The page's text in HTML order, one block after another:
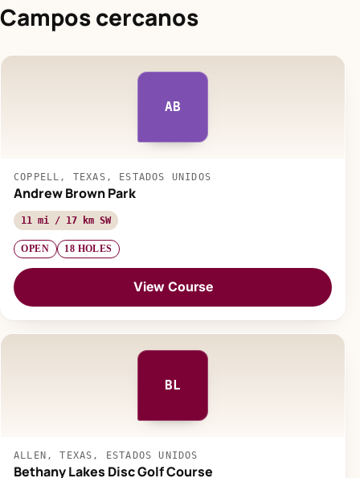
Campos cercanos
AB
COPPELL, TEXAS, ESTADOS UNIDOS
Andrew Brown Park
11 mi / 17 km SW
OPEN 18 HOLES
View Course
BL
ALLEN, TEXAS, ESTADOS UNIDOS
Bethany Lakes Disc Golf Course